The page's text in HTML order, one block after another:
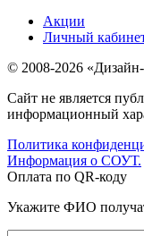
Акции
Личный
© 2008-2026
Сайт не является
информационный
Политика
Информация о СОУТ.
Оплата по QR-коду
Укажите ФИО